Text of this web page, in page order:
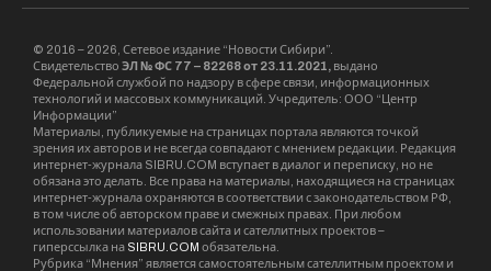
© 2016 – 2026, Сетевое издание “Новости Сибири”.
Свидетельство ЭЛ № ФС 77 – 82268 от 23.11.2021, выдано
Федеральной службой по надзору в сфере связи, информационных
технологий и массовых коммуникаций. Учредитель: ООО “Центр
Информации”
Материалы, публикуемые на страницах портала являются точкой
зрения их авторов и не всегда совпадают с мнением редакции. Редакция
интернет-журнала SIBRU.COM вступает в диалог и переписку, но не
обязана это делать. Все права на материалы, находящиеся на страницах
интернет-журнала охраняются в соответствии с законодательством РФ,
в том числе об авторском праве и смежных правах. При любом
использовании материалов сайта и сателлитных проектов –
гиперссылка на SIBRU.COM обязательна.
Рубрика “Мнения” является самостоятельным сателлитным проектом и